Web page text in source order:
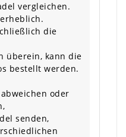
vergleichen.
die
überein, kann die
bestellt werden.
oder
senden,